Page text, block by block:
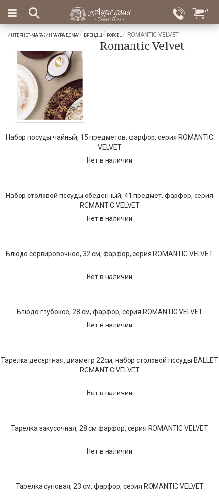
Вход
Избранное
×
Подарки
Ароматы
для
дома
Бар
и
хрусталь
Столовые
Фарфор
0
ИНТЕРНЕТ-МАГАЗИН "АУРА ДОМА" БРЕНДЫ PORCEL ROMANTIC VELVET
Romantic Velvet
Набор посуды чайный, 15 предметов, фарфор, серия ROMANTIC
VELVET
Нет в наличии
Набор столовой посуды обеденный, 41 предмет, фарфор, серия
ROMANTIC VELVET
Нет в наличии
Блюдо сервировочное, 32 см, фарфор, серия ROMANTIC VELVET
Нет в наличии
Блюдо глубокое, 28 см, фарфор, серия ROMANTIC VELVET
Нет в наличии
Тарелка десертная, диаметр 22см, набор столовой посуды BALLET
ROMANTIC VELVET
Нет в наличии
Тарелка закусочная, 28 см фарфор, серия ROMANTIC VELVET
Нет в наличии
Тарелка суповая, 23 см, фарфор, серия ROMANTIC VELVET